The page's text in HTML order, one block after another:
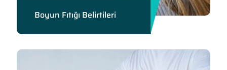
Boyun Fıtığı Belirtileri